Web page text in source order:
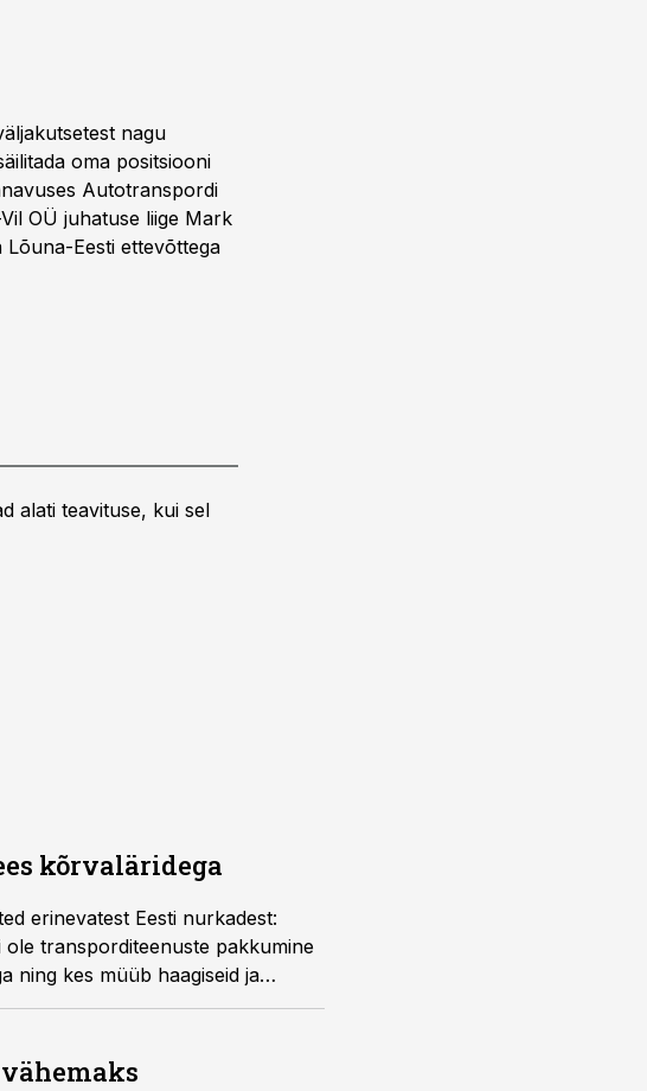
nagu
oma positsiooni
Autotranspordi
OÜ juhatuse liige Mark
Lõuna-Eesti ettevõttega
alati teavituse, kui sel
kõrvaläridega
erinevatest Eesti nurkadest:
transporditeenuste pakkumine
ning kes müüb haagiseid ja
püsiks.